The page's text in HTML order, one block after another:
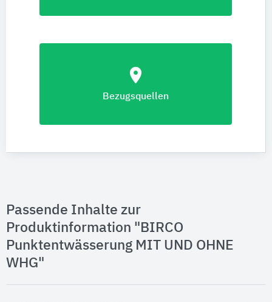
location_on
Bezugsquellen
Passende Inhalte zur
Produktinformation "BIRCO
Punktentwässerung MIT UND OHNE
WHG"